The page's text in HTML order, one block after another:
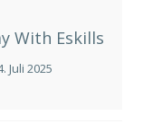
With Eskills
Juli 2025